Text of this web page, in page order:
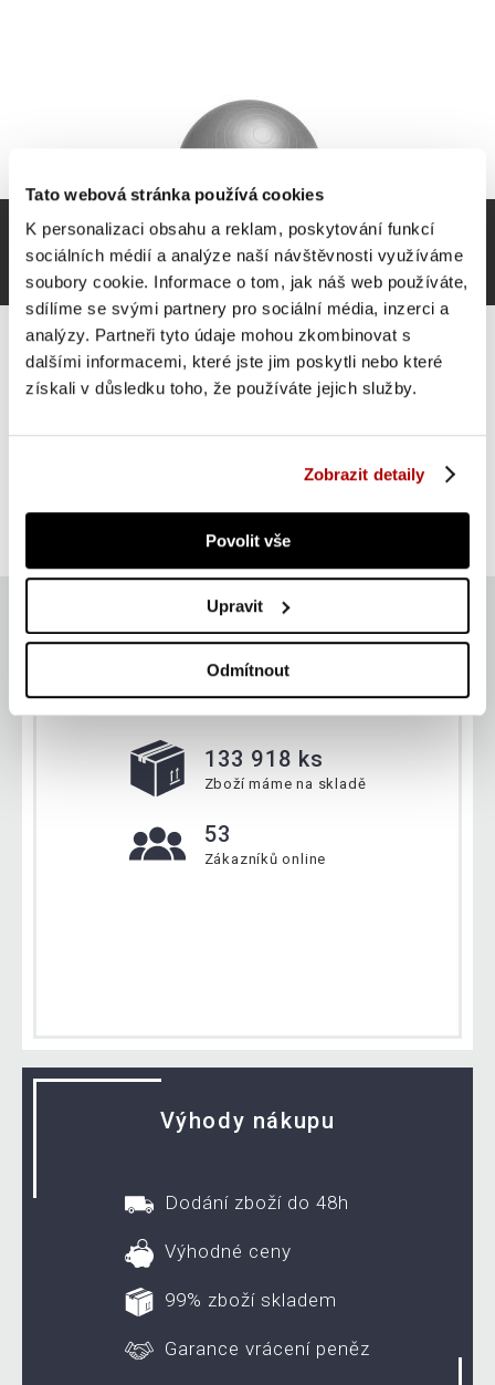
Tato webová stránka používá cookies
K personalizaci obsahu a reklam, poskytování funkcí
sociálních médií a analýze naší návštěvnosti využíváme
soubory cookie. Informace o tom, jak náš web používáte,
sdílíme se svými partnery pro sociální média, inzerci a
analýzy. Partneři tyto údaje mohou zkombinovat s
dalšími informacemi, které jste jim poskytli nebo které
získali v důsledku toho, že používáte jejich služby.
Zobrazit detaily
Povolit vše
Upravit
Odmítnout
Aktuálně
133 918 ks
Zboží máme na skladě
53
Zákazníků online
Výhody nákupu
Dodání zboží do 48h
Výhodné ceny
99% zboží skladem
Garance vrácení peněz